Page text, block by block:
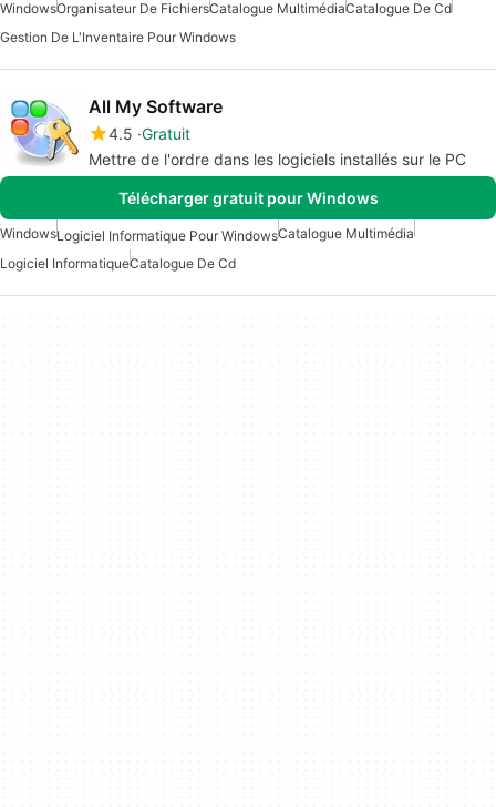
WindowsOrganisateur De FichiersCatalogue MultimédiaCatalogue De Cd
Gestion De L'Inventaire Pour Windows
All My Software
4.5 Gratuit
Mettre de l'ordre dans les logiciels installés sur le PC
Télécharger gratuit pour Windows
WindowsLogiciel Informatique Pour WindowsCatalogue Multimédia
Logiciel InformatiqueCatalogue De Cd